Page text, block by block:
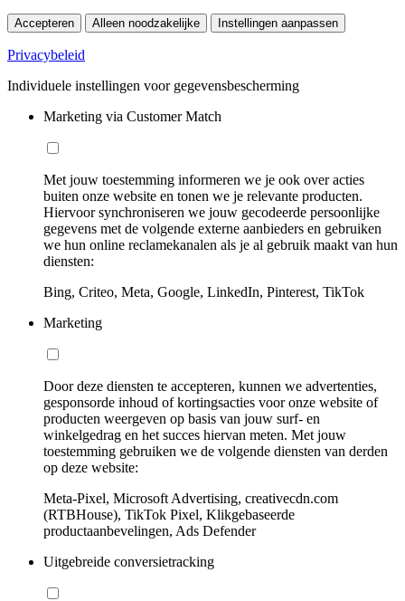
Accepteren Alleen noodzakelijke Instellingen aanpassen
Privacybeleid
Individuele instellingen voor gegevensbescherming
Marketing via Customer Match
Met jouw toestemming informeren we je ook over acties
buiten onze website en tonen we je relevante producten.
Hiervoor synchroniseren we jouw gecodeerde persoonlijke
gegevens met de volgende externe aanbieders en gebruiken
we hun online reclamekanalen als je al gebruik maakt van hun
diensten:
Bing, Criteo, Meta, Google, LinkedIn, Pinterest, TikTok
Marketing
Door deze diensten te accepteren, kunnen we advertenties,
gesponsorde inhoud of kortingsacties voor onze website of
producten weergeven op basis van jouw surf- en
winkelgedrag en het succes hiervan meten. Met jouw
toestemming gebruiken we de volgende diensten van derden
op deze website:
Meta-Pixel, Microsoft Advertising, creativecdn.com
(RTBHouse), TikTok Pixel, Klikgebaseerde
productaanbevelingen, Ads Defender
Uitgebreide conversietracking